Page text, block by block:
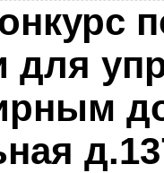
для